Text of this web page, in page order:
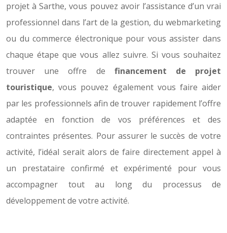
projet à Sarthe, vous pouvez avoir l’assistance d’un vrai
professionnel dans l’art de la gestion, du webmarketing
ou du commerce électronique pour vous assister dans
chaque étape que vous allez suivre. Si vous souhaitez
trouver une offre de financement de projet
touristique, vous pouvez également vous faire aider
par les professionnels afin de trouver rapidement l’offre
adaptée en fonction de vos préférences et des
contraintes présentes. Pour assurer le succès de votre
activité, l’idéal serait alors de faire directement appel à
un prestataire confirmé et expérimenté pour vous
accompagner tout au long du processus de
développement de votre activité.